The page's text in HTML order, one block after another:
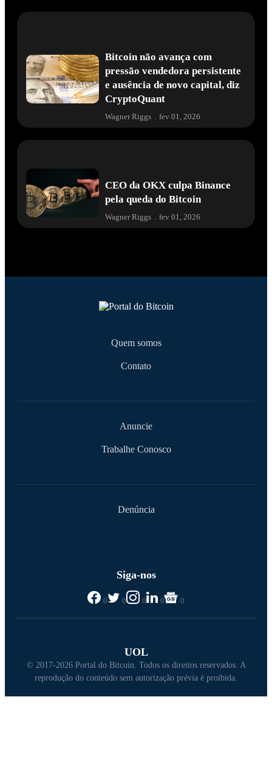
Bitcoin não avança com
pressão vendedora persistente
e ausência de novo capital, diz
CryptoQuant
Wagner Riggs . fev 01, 2026
CEO da OKX culpa Binance
pela queda do Bitcoin
Wagner Riggs fev 01, 2026
Quem somos
Contato
Anuncie
Trabalhe Conosco
Denúncia
Siga-nos
0 0 0 0 0
UOL
© 2017-2026 Portal do Bitcoin. Todos os direitos reservados. A
reprodução do conteúdo sem autorização prévia é proibida.